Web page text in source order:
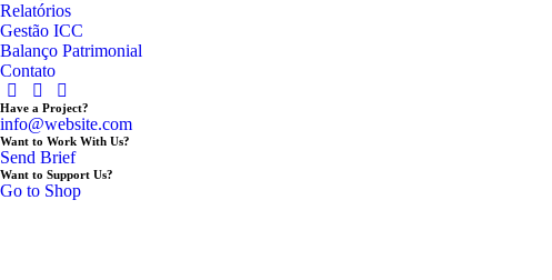
Relatórios
Gestão ICC
Balanço Patrimonial
Contato
Have a Project?
info@website.com
Want to Work With Us?
Send Brief
Want to Support Us?
Go to Shop